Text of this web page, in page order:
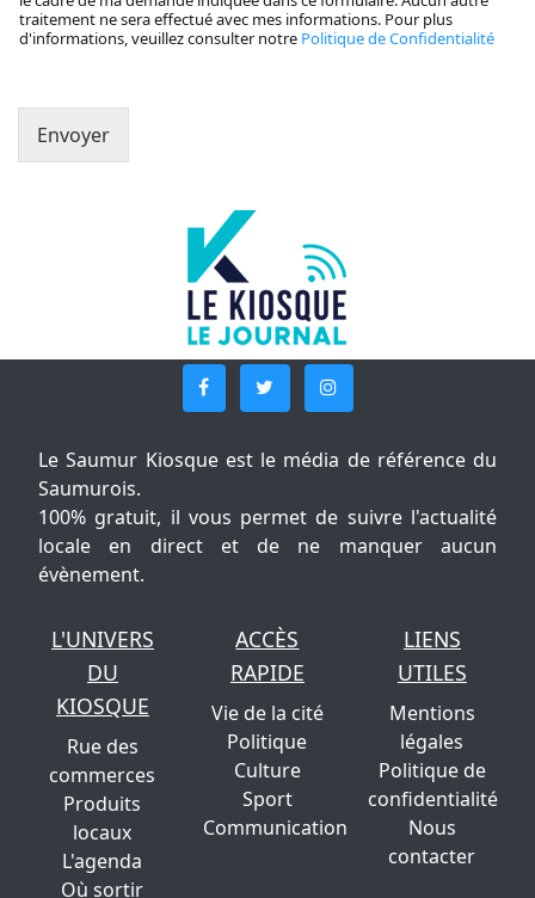
traitement ne sera effectué avec mes informations. Pour plus
d'informations, veuillez consulter notre Politique de Confidentialité
Envoyer
Le Saumur Kiosque est le média de référence du
Saumurois.
100% gratuit, il vous permet de suivre l'actualité
locale en direct et de ne manquer aucun
évènement.
L'UNIVERS
DU
KIOSQUE
Rue des
commerces
Produits
locaux
L'agenda
Où sortir
ACCÈS
RAPIDE
Vie de la cité
Politique
Culture
Sport
Communication
LIENS
UTILES
Mentions
légales
Politique de
confidentialité
Nous
contacter